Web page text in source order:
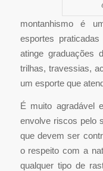
montanhismo é
esportes
atinge graduações
trilhas, travessias,
um esporte que
É muito agradável
envolve riscos pelo
que devem ser
o respeito com a
qualquer tipo de